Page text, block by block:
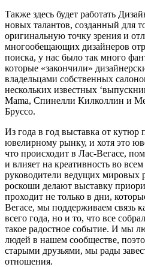
Также здесь будет работать
новых талантов, созданный для
оригинальную точку зрения и
многообещающих дизайнеров
поиска, у нас было так много
которые «закончили»
владельцами собственных
нескольких известных
Mama, Спинелли Килколлин и
Бруссо.
Из года в год выставка от кутюр
ювелирному рынку, и хотя это
что происходит в Лас-Вегасе,
и влияет на креативность во
руководители ведущих мировых
роскоши делают выставку
проходит не только в дни,
Вегасе, мы поддерживаем связь
всего года, но и то, что все
такое радостное событие. И мы
людей в нашем сообществе,
старыми друзьями, мы рады
отношения.